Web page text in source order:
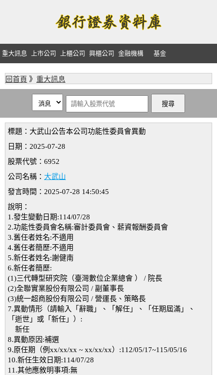
重大訊息 上市公司 上櫃公司 興櫃公司 金融機構 基金
回首頁 》 重大訊息
標題：大武山公告本公司功能性委員會異動
日期：2025-07-28
股票代號：6952
公司名稱： 大武山
發言時間：2025-07-28 14:50:45
說明：
1.發生變動日期:114/07/28
2.功能性委員會名稱:審計委員會、薪資報酬委員會
3.舊任者姓名:不適用
4.舊任者簡歷:不適用
5.新任者姓名:謝健南
6.新任者簡歷:
(1)三代轉型研究院（臺灣數位企業總會 ） / 院長
(2)全聯實業股份有限公司 / 副董事長
(3)統一超商股份有限公司 / 營運長、策略長
7.異動情形（請輸入「辭職」、「解任」、「任期屆滿」、
「逝世」或「新任」）:
新任
8.異動原因:補選
9.原任期（例xx/xx/xx ~ xx/xx/xx）:112/05/17~115/05/16
10.新任生效日期:114/07/28
11.其他應敘明事項:無